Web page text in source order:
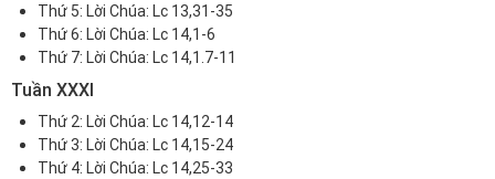
Thứ 5: Lời Chúa: Lc 13,31-35
Thứ 6: Lời Chúa: Lc 14,1-6
Thứ 7: Lời Chúa: Lc 14,1.7-11
Tuần XXXI
Thứ 2: Lời Chúa: Lc 14,12-14
Thứ 3: Lời Chúa: Lc 14,15-24
Thứ 4: Lời Chúa: Lc 14,25-33